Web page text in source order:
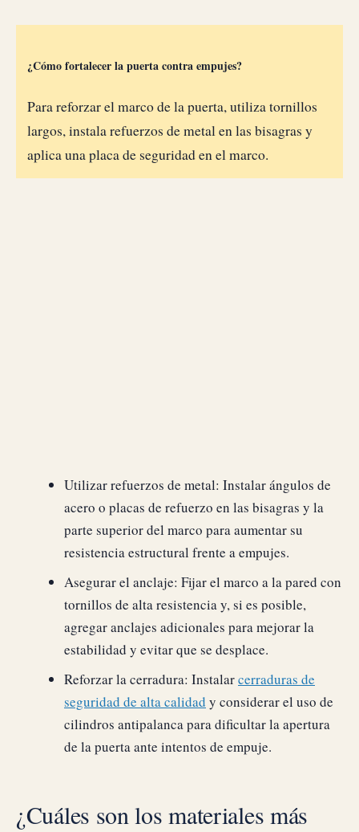
¿Cómo fortalecer la puerta contra empujes?
Para reforzar el marco de la puerta, utiliza tornillos
largos, instala refuerzos de metal en las bisagras y
aplica una placa de seguridad en el marco.
Utilizar refuerzos de metal: Instalar ángulos de
acero o placas de refuerzo en las bisagras y la
parte superior del marco para aumentar su
resistencia estructural frente a empujes.
Asegurar el anclaje: Fijar el marco a la pared con
tornillos de alta resistencia y, si es posible,
agregar anclajes adicionales para mejorar la
estabilidad y evitar que se desplace.
Reforzar la cerradura: Instalarcerraduras de
seguridad de alta calidad y considerar el uso de
cilindros antipalanca para dificultar la apertura
de la puerta ante intentos de empuje.
¿Cuáles son los materiales más